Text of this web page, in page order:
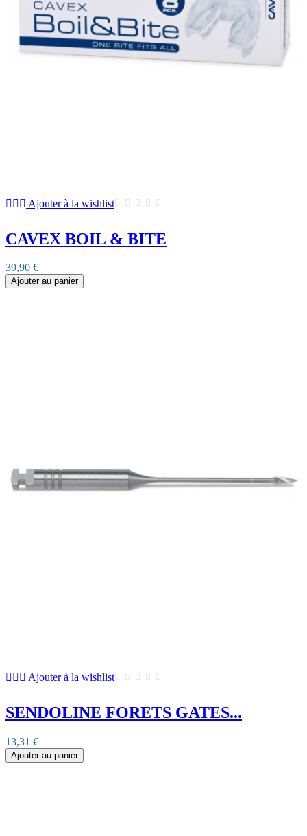
Ajouter à la wishlist
CAVEX BOIL & BITE
39,90 €
Ajouter au panier
Ajouter à la wishlist
SENDOLINE FORETS GATES...
13,31 €
Ajouter au panier